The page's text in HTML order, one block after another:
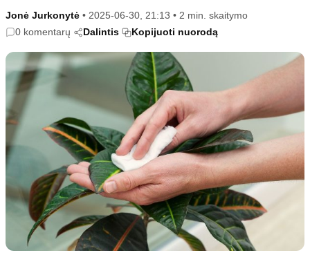
Kultūra
Sodas ir daržas
Sveikata ir grožis
Karjera
Psichologinė sveikata
Tvari mada
Etikos politika
Klaidų taisymo politika
Naudojimo sąlygos
Privatumo politika
Reklamos politika
Slapukų politika
Redakcija
Apie mus
Autoriai
Kontaktai
Jonė Jurkonytė • 2025-06-30, 21:13 • 2 min. skaitymo
0 komentarų
Dalintis Kopijuoti nuorodą